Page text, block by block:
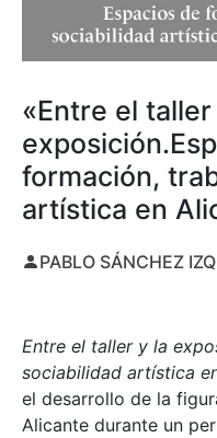
«Entre el taller
formación,
artística en
PABLO SÁNCHEZ
Entre el taller y la
sociabilidad artística
el desarrollo de la
Alicante durante un